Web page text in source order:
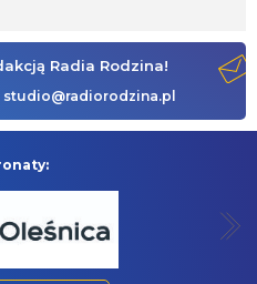
Radia Rodzina!
studio@radiorodzina.pl